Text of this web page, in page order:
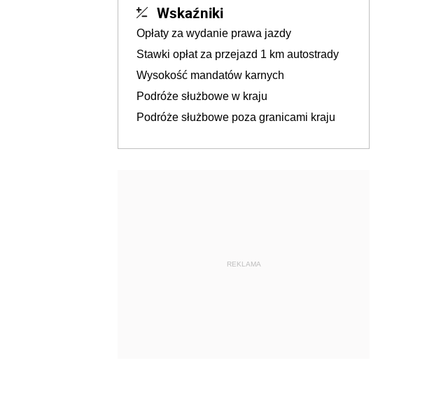
Wskaźniki
Opłaty za wydanie prawa jazdy
Stawki opłat za przejazd 1 km autostrady
Wysokość mandatów karnych
Podróże służbowe w kraju
Podróże służbowe poza granicami kraju
REKLAMA